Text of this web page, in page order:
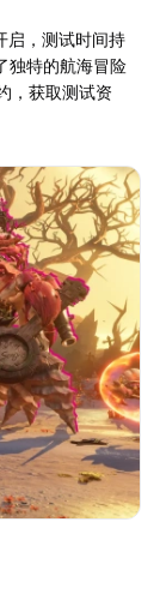
启，测试时间持
独特的航海冒险
，获取测试资